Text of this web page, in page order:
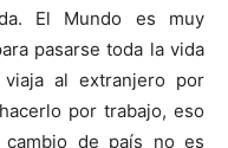
El Mundo es muy
pasarse toda la vida
al extranjero por
por trabajo, eso
de país no es